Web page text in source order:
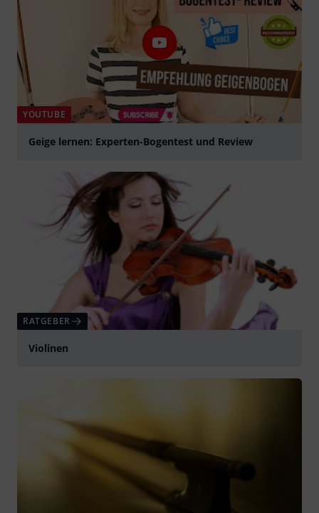
YOUTUBE
Geige lernen: Experten-Bogentest und Review
RATGEBER
Violinen